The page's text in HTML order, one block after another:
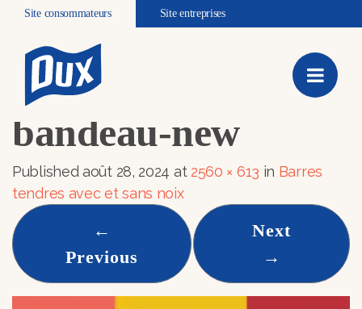
Site consommateurs Site entreprises
bandeau-new
barre-tendre-
MOSAIQUE-
bandeau-new
Publishedaoût 28, 2024 at 2560 × 613 in Barres
tendres avec et sans noix
←
Previous
Next
→